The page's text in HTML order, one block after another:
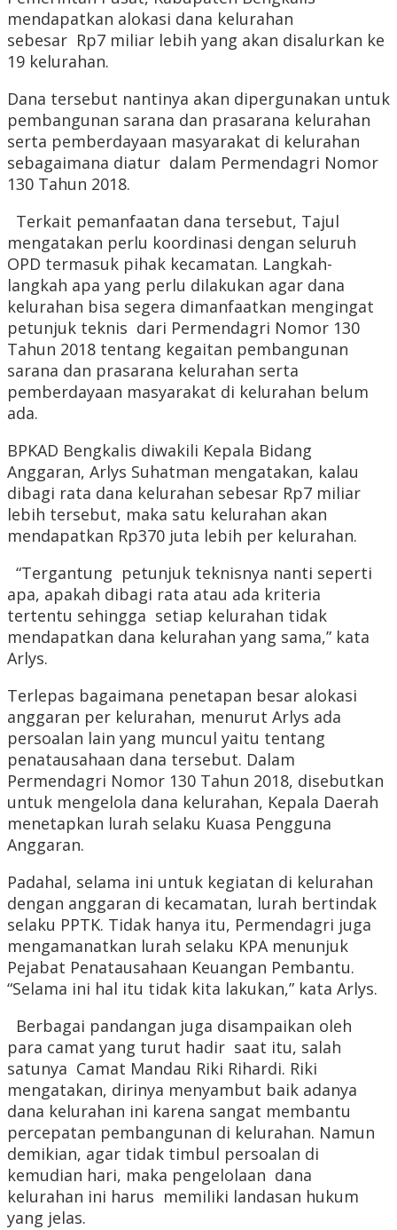
mendapatkan alokasi dana kelurahan
sebesar Rp7 miliar lebih yang akan disalurkan ke
19 kelurahan.
Dana tersebut nantinya akan dipergunakan untuk
pembangunan sarana dan prasarana kelurahan
serta pemberdayaan masyarakat di kelurahan
sebagaimana diatur dalam Permendagri Nomor
130 Tahun 2018.
Terkait pemanfaatan dana tersebut, Tajul
mengatakan perlu koordinasi dengan seluruh
OPD termasuk pihak kecamatan. Langkah-
langkah apa yang perlu dilakukan agar dana
kelurahan bisa segera dimanfaatkan mengingat
petunjuk teknis dari Permendagri Nomor 130
Tahun 2018 tentang kegaitan pembangunan
sarana dan prasarana kelurahan serta
pemberdayaan masyarakat di kelurahan belum
ada.
BPKAD Bengkalis diwakili Kepala Bidang
Anggaran, Arlys Suhatman mengatakan, kalau
dibagi rata dana kelurahan sebesar Rp7 miliar
lebih tersebut, maka satu kelurahan akan
mendapatkan Rp370 juta lebih per kelurahan.
“Tergantung petunjuk teknisnya nanti seperti
apa, apakah dibagi rata atau ada kriteria
tertentu sehingga setiap kelurahan tidak
mendapatkan dana kelurahan yang sama,” kata
Arlys.
Terlepas bagaimana penetapan besar alokasi
anggaran per kelurahan, menurut Arlys ada
persoalan lain yang muncul yaitu tentang
penatausahaan dana tersebut. Dalam
Permendagri Nomor 130 Tahun 2018, disebutkan
untuk mengelola dana kelurahan, Kepala Daerah
menetapkan lurah selaku Kuasa Pengguna
Anggaran.
Padahal, selama ini untuk kegiatan di kelurahan
dengan anggaran di kecamatan, lurah bertindak
selaku PPTK. Tidak hanya itu, Permendagri juga
mengamanatkan lurah selaku KPA menunjuk
Pejabat Penatausahaan Keuangan Pembantu.
“Selama ini hal itu tidak kita lakukan,” kata Arlys.
Berbagai pandangan juga disampaikan oleh
para camat yang turut hadir saat itu, salah
satunya Camat Mandau Riki Rihardi. Riki
mengatakan, dirinya menyambut baik adanya
dana kelurahan ini karena sangat membantu
percepatan pembangunan di kelurahan. Namun
demikian, agar tidak timbul persoalan di
kemudian hari, maka pengelolaan dana
kelurahan ini harus memiliki landasan hukum
yang jelas.